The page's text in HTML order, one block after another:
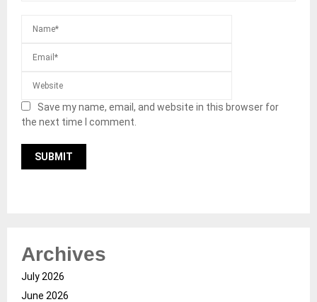
Save my name, email, and website in this browser for
the next time I comment.
Archives
July 2026
June 2026